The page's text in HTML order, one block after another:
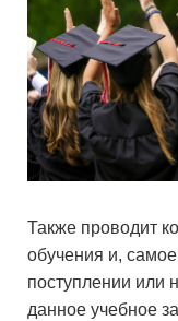
Также проводит
обучения и,
поступлении или
данное учебное